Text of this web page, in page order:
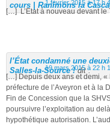
cours | Ranimons la
1 février 2015 à 17 h
[…] L’Etat à nouveau devant
l’État condamné une
Salles-la-Source ! dit :
19 mars 2015 à 22 h
[…] Depuis deux ans et demi, «
préfecture de l’Aveyron et à la
Fin de Concession que la
poursuivre l’exploitation au
hypothétique autorisation.